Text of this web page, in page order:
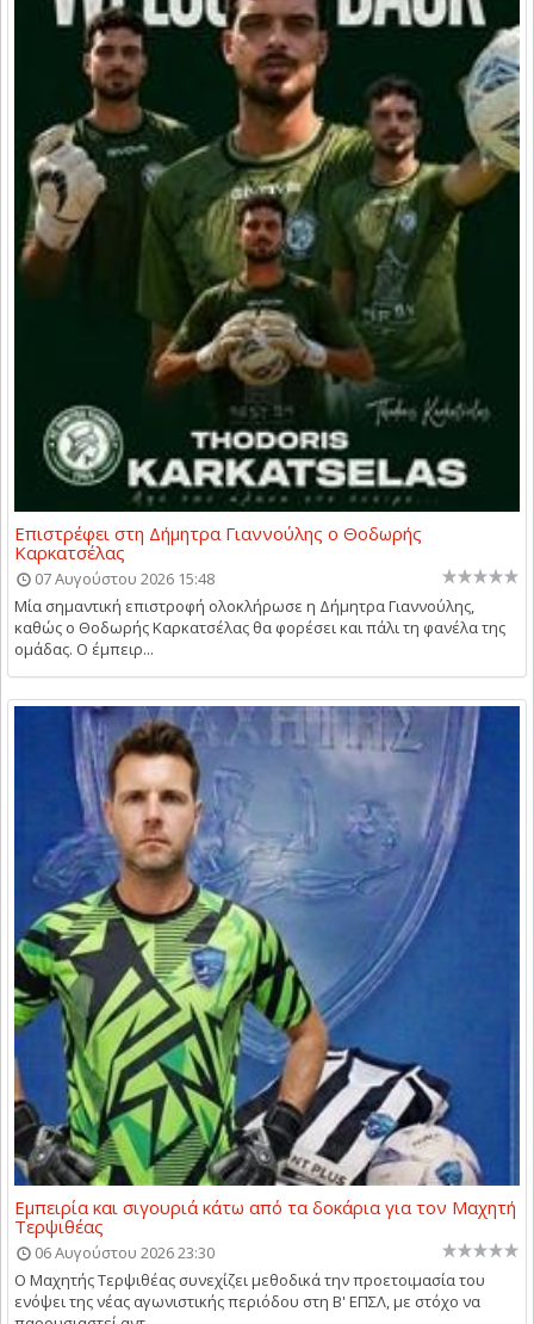
Επιστρέφει στη Δήμητρα Γιαννούλης ο Θοδωρής
Καρκατσέλας
07 Αυγούστου 2026 15:48
Μία σημαντική επιστροφή ολοκλήρωσε η Δήμητρα Γιαννούλης,
καθώς ο Θοδωρής Καρκατσέλας θα φορέσει και πάλι τη φανέλα της
ομάδας. Ο έμπειρ...
Εμπειρία και σιγουριά κάτω από τα δοκάρια για τον Μαχητή
Τερψιθέας
06 Αυγούστου 2026 23:30
Ο Μαχητής Τερψιθέας συνεχίζει μεθοδικά την προετοιμασία του
ενόψει της νέας αγωνιστικής περιόδου στη Β' ΕΠΣΛ, με στόχο να